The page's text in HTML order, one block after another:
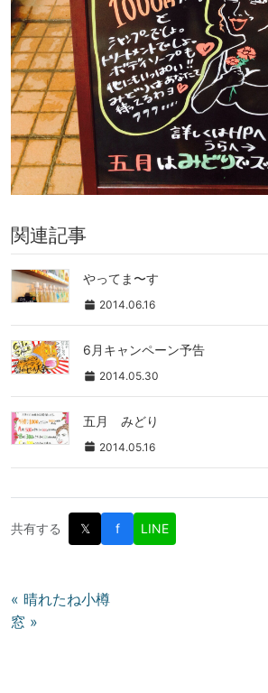
関連記事
やってま〜す
2014.06.16
6月キャンペーン予告
2014.05.30
五月 みどり
2014.05.16
共有する 𝕏 f LINE
投
稿
« 晴れたね小樽
窓 »